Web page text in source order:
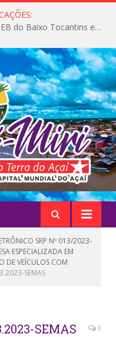
Igarapé-Miri conquista o melhor IDEB do Baixo Tocantins e avança na qualidade da educação pública
SRP Nº 013/2023-
ESPECIALIZADA EM
DE VEÍCULOS COM
SEMAS
SEMAS 0